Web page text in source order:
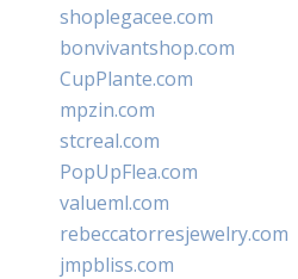
shoplegacee.com
bonvivantshop.com
CupPlante.com
mpzin.com
stcreal.com
PopUpFlea.com
valueml.com
rebeccatorresjewelry.com
jmpbliss.com